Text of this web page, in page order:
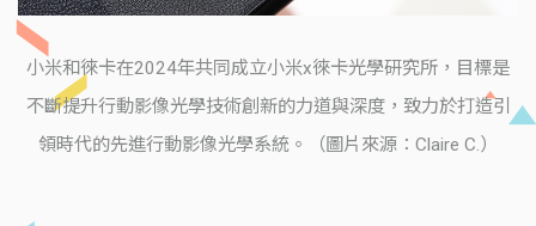
小米和徠卡在2024年共同成立小米x徠卡光學研究所，目標是
不斷提升行動影像光學技術創新的力道與深度，致力於打造引
領時代的先進行動影像光學系統。（圖片來源：Claire C.）